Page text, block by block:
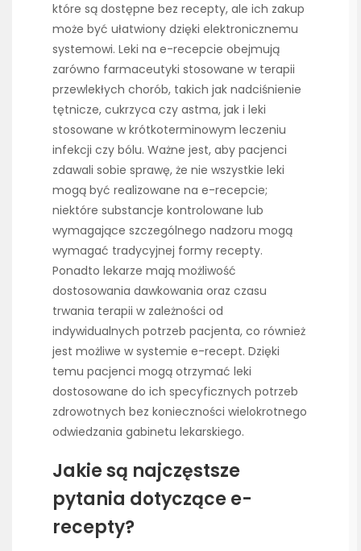
które są dostępne bez recepty, ale ich zakup
może być ułatwiony dzięki elektronicznemu
systemowi. Leki na e-recepcie obejmują
zarówno farmaceutyki stosowane w terapii
przewlekłych chorób, takich jak nadciśnienie
tętnicze, cukrzyca czy astma, jak i leki
stosowane w krótkoterminowym leczeniu
infekcji czy bólu. Ważne jest, aby pacjenci
zdawali sobie sprawę, że nie wszystkie leki
mogą być realizowane na e-recepcie;
niektóre substancje kontrolowane lub
wymagające szczególnego nadzoru mogą
wymagać tradycyjnej formy recepty.
Ponadto lekarze mają możliwość
dostosowania dawkowania oraz czasu
trwania terapii w zależności od
indywidualnych potrzeb pacjenta, co również
jest możliwe w systemie e-recept. Dzięki
temu pacjenci mogą otrzymać leki
dostosowane do ich specyficznych potrzeb
zdrowotnych bez konieczności wielokrotnego
odwiedzania gabinetu lekarskiego.
Jakie są najczęstsze
pytania dotyczące e-
recepty?